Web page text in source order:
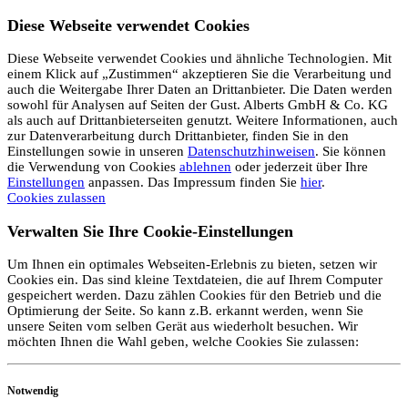
Diese Webseite verwendet Cookies
Diese Webseite verwendet Cookies und ähnliche Technologien. Mit
einem Klick auf „Zustimmen“ akzeptieren Sie die Verarbeitung und
auch die Weitergabe Ihrer Daten an Drittanbieter. Die Daten werden
sowohl für Analysen auf Seiten der Gust. Alberts GmbH & Co. KG
als auch auf Drittanbieterseiten genutzt. Weitere Informationen, auch
zur Datenverarbeitung durch Drittanbieter, finden Sie in den
Einstellungen sowie in unseren Datenschutzhinweisen. Sie können
die Verwendung von Cookies ablehnen oder jederzeit über Ihre
Einstellungen anpassen. Das Impressum finden Sie hier.
Cookies zulassen
Verwalten Sie Ihre Cookie-Einstellungen
Um Ihnen ein optimales Webseiten-Erlebnis zu bieten, setzen wir
Cookies ein. Das sind kleine Textdateien, die auf Ihrem Computer
gespeichert werden. Dazu zählen Cookies für den Betrieb und die
Optimierung der Seite. So kann z.B. erkannt werden, wenn Sie
unsere Seiten vom selben Gerät aus wiederholt besuchen. Wir
möchten Ihnen die Wahl geben, welche Cookies Sie zulassen:
Notwendig